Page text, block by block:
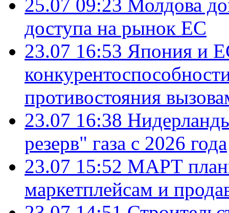
25.07 09:23 Молдова
доступа на рынок ЕС
23.07 16:53 Япония и
противостояния
23.07 16:38
резерв" газа с 2026 года
23.07 15:52 МАРТ
маркетплейсам и